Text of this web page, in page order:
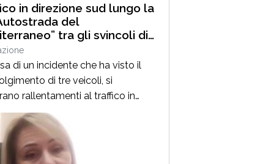
in direzione sud lungo la
del
tra gli svincoli di
Grimaldi e San Mango
di un incidente che ha visto il
di tre veicoli, si
rallentamenti al traffico in
sud lungo la A2 “Autostrada del
nel tratto compreso tra gli
di Altilia Grimaldi (CS) e San
D’Aquino (CZ). Sul posto è